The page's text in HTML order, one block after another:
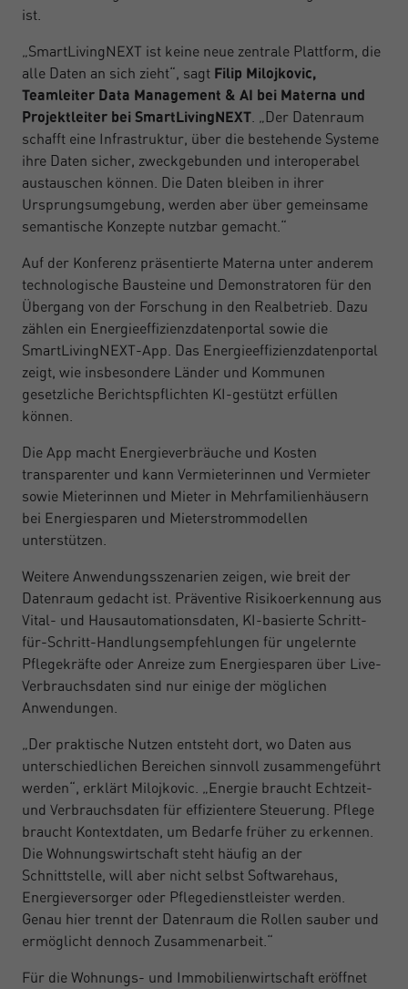
ist.
„SmartLivingNEXT ist keine neue zentrale Plattform, die
alle Daten an sich zieht“, sagt Filip Milojkovic,
Teamleiter Data Management & AI bei Materna und
Projektleiter bei SmartLivingNEXT. „Der Datenraum
schafft eine Infrastruktur, über die bestehende Systeme
ihre Daten sicher, zweckgebunden und interoperabel
austauschen können. Die Daten bleiben in ihrer
Ursprungsumgebung, werden aber über gemeinsame
semantische Konzepte nutzbar gemacht.“
Auf der Konferenz präsentierte Materna unter anderem
technologische Bausteine und Demonstratoren für den
Übergang von der Forschung in den Realbetrieb. Dazu
zählen ein Energieeffizienzdatenportal sowie die
SmartLivingNEXT-App. Das Energieeffizienzdatenportal
zeigt, wie insbesondere Länder und Kommunen
gesetzliche Berichtspflichten KI-gestützt erfüllen
können.
Die App macht Energieverbräuche und Kosten
transparenter und kann Vermieterinnen und Vermieter
sowie Mieterinnen und Mieter in Mehrfamilienhäusern
bei Energiesparen und Mieterstrommodellen
unterstützen.
Weitere Anwendungsszenarien zeigen, wie breit der
Datenraum gedacht ist. Präventive Risikoerkennung aus
Vital- und Hausautomationsdaten, KI-basierte Schritt-
für-Schritt-Handlungsempfehlungen für ungelernte
Pflegekräfte oder Anreize zum Energiesparen über Live-
Verbrauchsdaten sind nur einige der möglichen
Anwendungen.
„Der praktische Nutzen entsteht dort, wo Daten aus
unterschiedlichen Bereichen sinnvoll zusammengeführt
werden“, erklärt Milojkovic. „Energie braucht Echtzeit-
und Verbrauchsdaten für effizientere Steuerung. Pflege
braucht Kontextdaten, um Bedarfe früher zu erkennen.
Die Wohnungswirtschaft steht häufig an der
Schnittstelle, will aber nicht selbst Softwarehaus,
Energieversorger oder Pflegedienstleister werden.
Genau hier trennt der Datenraum die Rollen sauber und
ermöglicht dennoch Zusammenarbeit.“
Für die Wohnungs- und Immobilienwirtschaft eröffnet